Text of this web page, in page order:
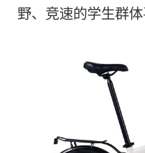
野、竞速的学生群体